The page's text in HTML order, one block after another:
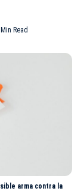
Read
arma contra la